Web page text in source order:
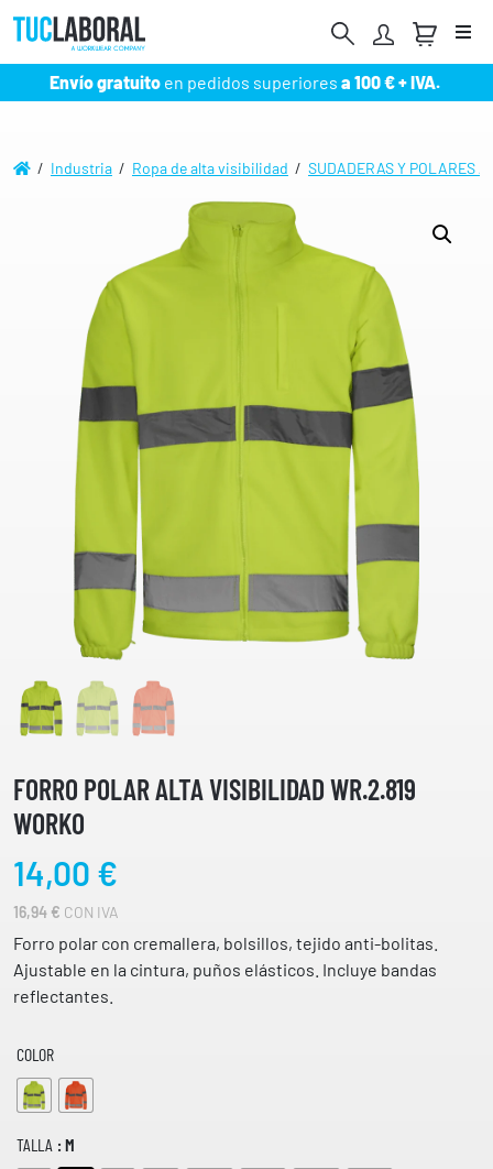
Envío gratuito en pedidos superiores a 100 € + IVA.
/ Industria / Ropa de alta visibilidad / SUDADERAS Y POLARES
FORRO POLAR ALTA VISIBILIDAD WR.2.819
WORKO
14,00 €
16,94 € CON IVA
Forro polar con cremallera, bolsillos, tejido anti-bolitas.
Ajustable en la cintura, puños elásticos. Incluye bandas
reflectantes.
COLOR
TALLA : M